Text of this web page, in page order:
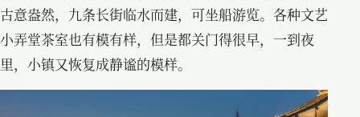
古意盎然，九条长街临水而建，可坐船游览。各种文艺
小弄堂茶室也有模有样，但是都关门得很早，一到夜
里，小镇又恢复成静谧的模样。